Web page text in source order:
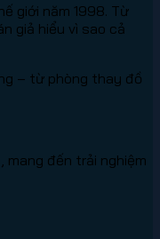
giới năm 1998. Từ
giả hiểu vì sao cả
– từ phòng thay đồ
mang đến trải nghiệm